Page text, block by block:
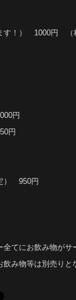
す！） 1000円
円
円
） 950円
てにお飲み物がサ
み物等は別売りと